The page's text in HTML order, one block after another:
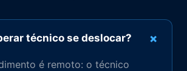
técnico se deslocar? +
é remoto: o técnico